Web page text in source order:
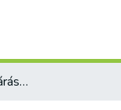
Fenntartható iskolába járás Magyarországon. Pedibusz és bicibusz pilotprogramok szerepe napjainkban